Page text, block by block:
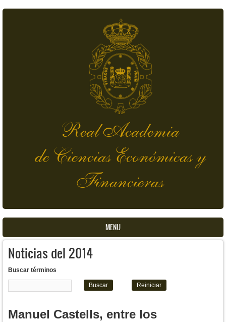
Real Academia
de Ciencias Económicas y
Financieras
MENU
Noticias del 2014
Buscar términos
Manuel Castells, entre los